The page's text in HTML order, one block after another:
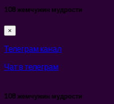
108 жемчужин мудрости
×
Телеграм канал
Чат в телеграм
108 жемчужин мудрости